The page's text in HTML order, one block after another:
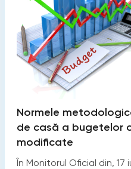
Normele
de casă a bugetelor
modificate
În Monitorul Oficial din,